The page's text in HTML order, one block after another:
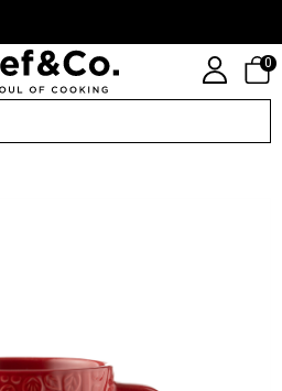
0